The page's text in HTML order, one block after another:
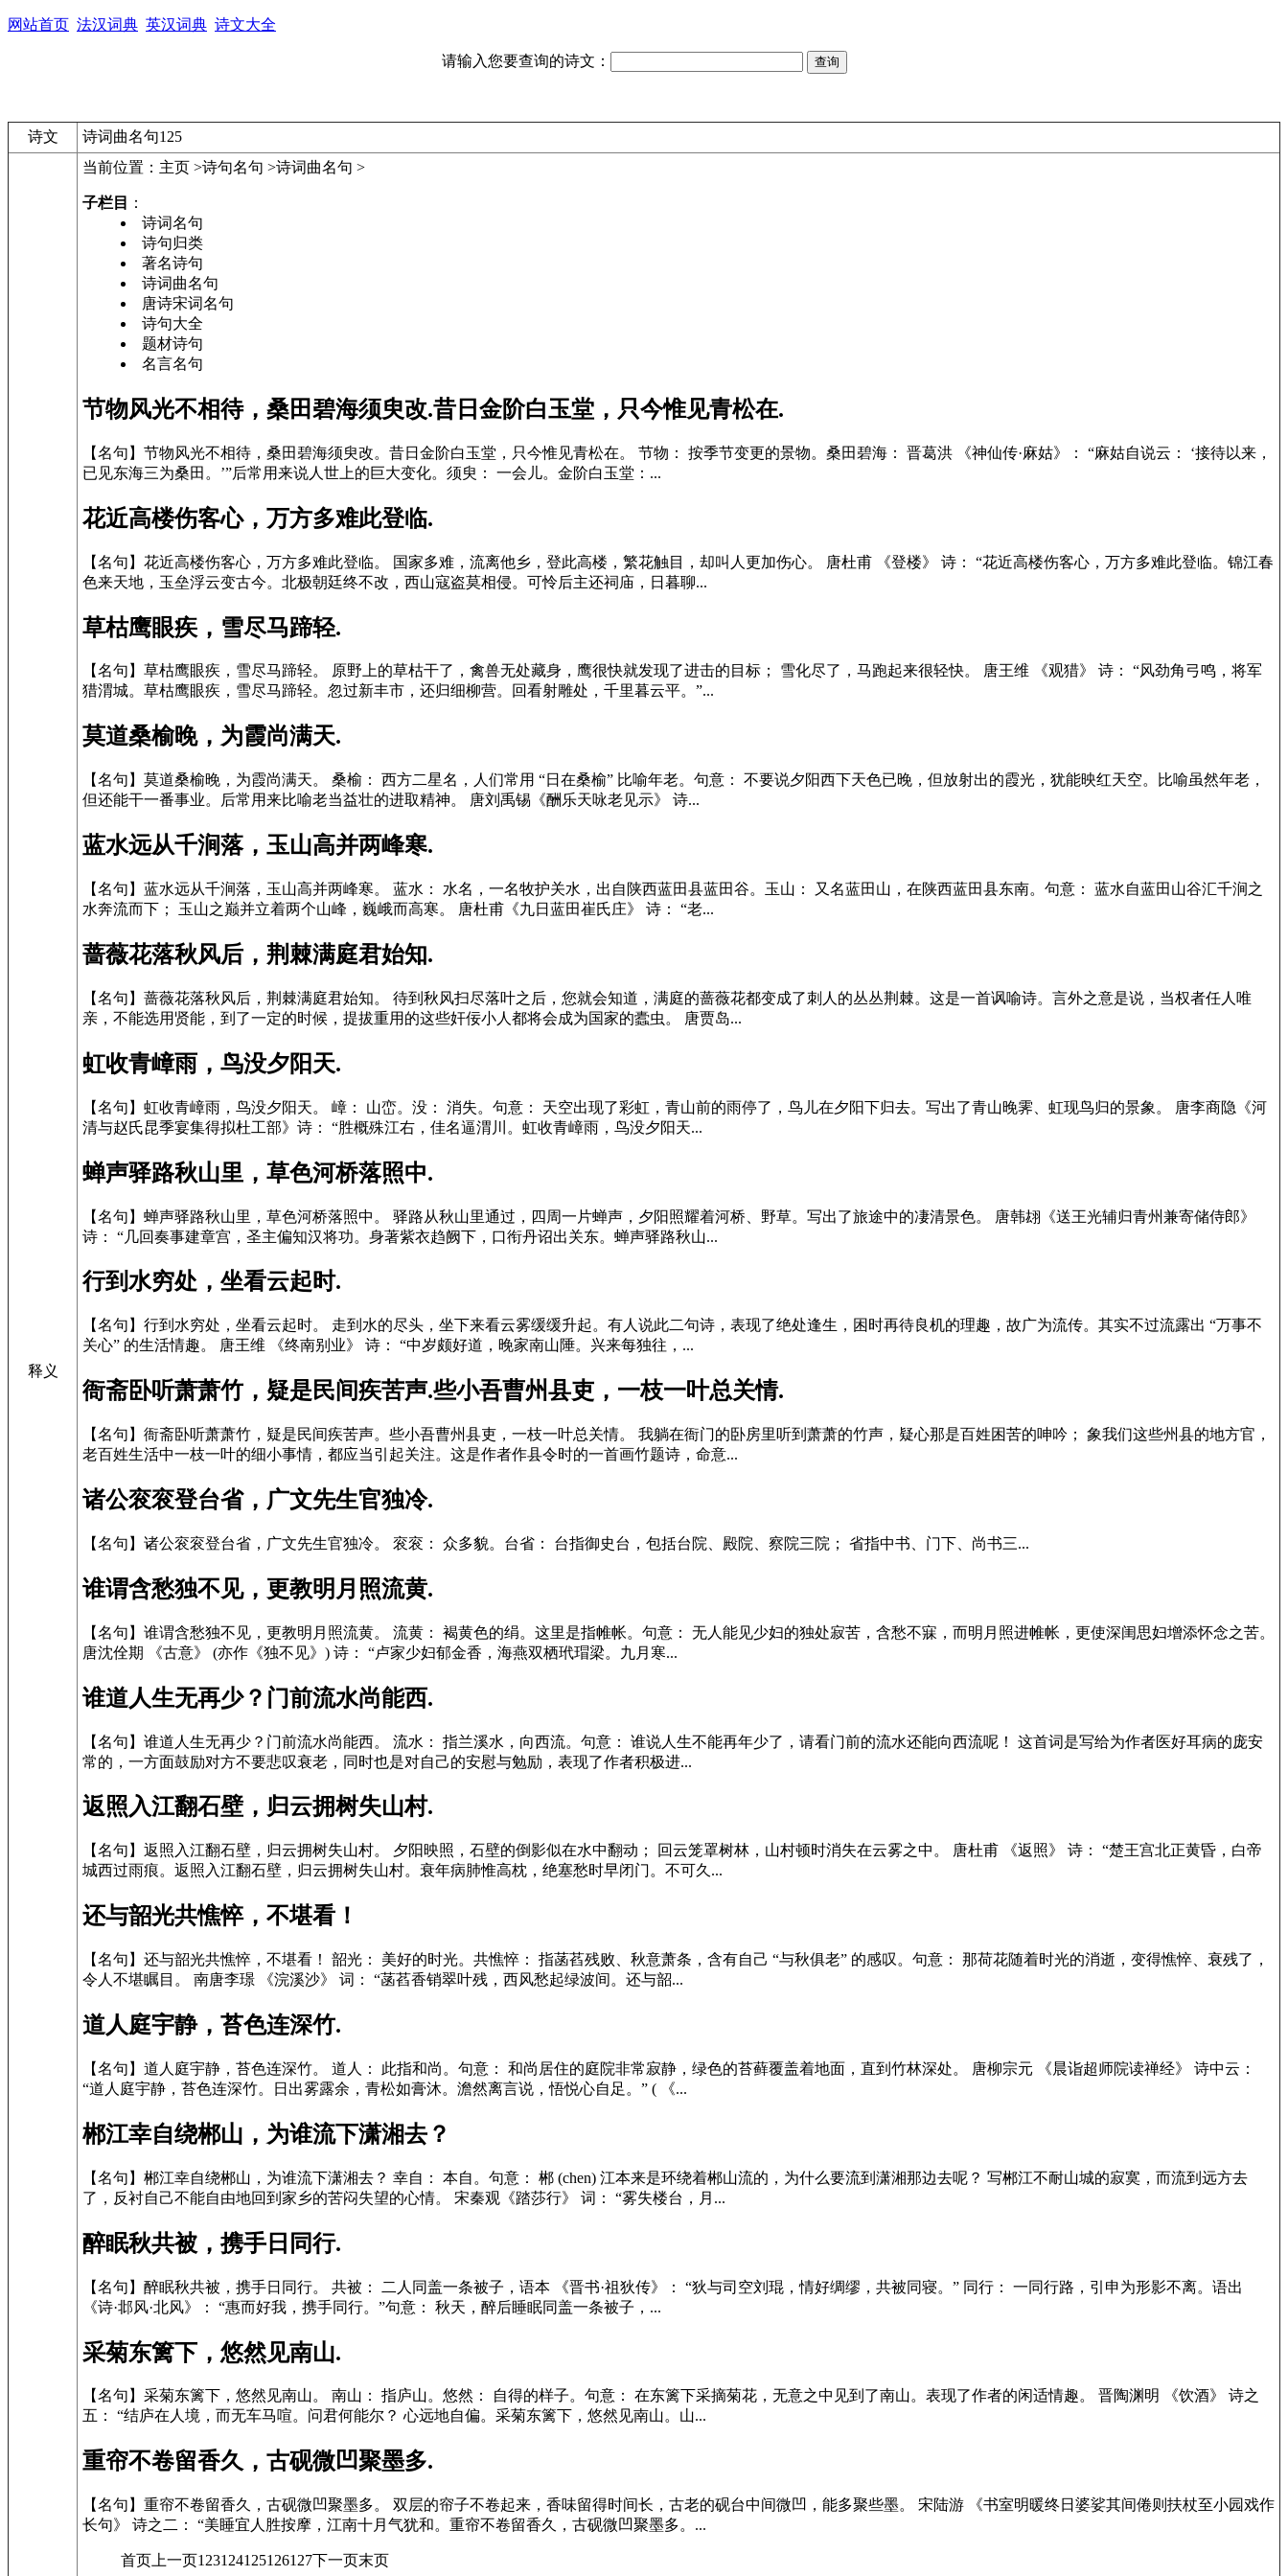
网站首页 法汉词典 英汉词典 诗文大全
请输入您要查询的诗文：
诗文 诗词曲名句125
释义
当前位置： 主页 >诗句名句 >诗词曲名句 >
子栏目
：
诗词名句
诗句归类
著名诗句
诗词曲名句
唐诗宋词名句
诗句大全
题材诗句
名言名句
节物风光不相待，桑田碧海须臾改.昔日金阶白玉堂，只今惟见青松在.
【名句】节物风光不相待，桑田碧海须臾改。昔日金阶白玉堂，只今惟见青松在。 节物： 按季节变更的景物。桑田碧海： 晋葛洪 《神仙传·麻姑》： “麻姑自说云： ‘接待以来，
已见东海三为桑田。’”后常用来说人世上的巨大变化。须臾： 一会儿。金阶白玉堂：...
花近高楼伤客心，万方多难此登临.
【名句】花近高楼伤客心，万方多难此登临。 国家多难，流离他乡，登此高楼，繁花触目，却叫人更加伤心。 唐杜甫 《登楼》 诗： “花近高楼伤客心，万方多难此登临。锦江春
色来天地，玉垒浮云变古今。北极朝廷终不改，西山寇盗莫相侵。可怜后主还祠庙，日暮聊...
草枯鹰眼疾，雪尽马蹄轻.
【名句】草枯鹰眼疾，雪尽马蹄轻。 原野上的草枯干了，禽兽无处藏身，鹰很快就发现了进击的目标； 雪化尽了，马跑起来很轻快。 唐王维 《观猎》 诗： “风劲角弓鸣，将军
猎渭城。草枯鹰眼疾，雪尽马蹄轻。忽过新丰市，还归细柳营。回看射雕处，千里暮云平。”...
莫道桑榆晚，为霞尚满天.
【名句】莫道桑榆晚，为霞尚满天。 桑榆： 西方二星名，人们常用 “日在桑榆” 比喻年老。句意： 不要说夕阳西下天色已晚，但放射出的霞光，犹能映红天空。比喻虽然年老，
但还能干一番事业。后常用来比喻老当益壮的进取精神。 唐刘禹锡《酬乐天咏老见示》 诗...
蓝水远从千涧落，玉山高并两峰寒.
【名句】蓝水远从千涧落，玉山高并两峰寒。 蓝水： 水名，一名牧护关水，出自陕西蓝田县蓝田谷。玉山： 又名蓝田山，在陕西蓝田县东南。句意： 蓝水自蓝田山谷汇千涧之
水奔流而下； 玉山之巅并立着两个山峰，巍峨而高寒。 唐杜甫《九日蓝田崔氏庄》 诗： “老...
蔷薇花落秋风后，荆棘满庭君始知.
【名句】蔷薇花落秋风后，荆棘满庭君始知。 待到秋风扫尽落叶之后，您就会知道，满庭的蔷薇花都变成了刺人的丛丛荆棘。这是一首讽喻诗。言外之意是说，当权者任人唯
亲，不能选用贤能，到了一定的时候，提拔重用的这些奸佞小人都将会成为国家的蠹虫。 唐贾岛...
虹收青嶂雨，鸟没夕阳天.
【名句】虹收青嶂雨，鸟没夕阳天。 嶂： 山峦。没： 消失。句意： 天空出现了彩虹，青山前的雨停了，鸟儿在夕阳下归去。写出了青山晚霁、虹现鸟归的景象。 唐李商隐《河
清与赵氏昆季宴集得拟杜工部》诗： “胜概殊江右，佳名逼渭川。虹收青嶂雨，鸟没夕阳天...
蝉声驿路秋山里，草色河桥落照中.
【名句】蝉声驿路秋山里，草色河桥落照中。 驿路从秋山里通过，四周一片蝉声，夕阳照耀着河桥、野草。写出了旅途中的凄清景色。 唐韩翃《送王光辅归青州兼寄储侍郎》
诗： “几回奏事建章宫，圣主偏知汉将功。身著紫衣趋阙下，口衔丹诏出关东。蝉声驿路秋山...
行到水穷处，坐看云起时.
【名句】行到水穷处，坐看云起时。 走到水的尽头，坐下来看云雾缓缓升起。有人说此二句诗，表现了绝处逢生，困时再待良机的理趣，故广为流传。其实不过流露出 “万事不
关心” 的生活情趣。 唐王维 《终南别业》 诗： “中岁颇好道，晚家南山陲。兴来每独往，...
衙斋卧听萧萧竹，疑是民间疾苦声.些小吾曹州县吏，一枝一叶总关情.
【名句】衙斋卧听萧萧竹，疑是民间疾苦声。些小吾曹州县吏，一枝一叶总关情。 我躺在衙门的卧房里听到萧萧的竹声，疑心那是百姓困苦的呻吟； 象我们这些州县的地方官，
老百姓生活中一枝一叶的细小事情，都应当引起关注。这是作者作县令时的一首画竹题诗，命意...
诸公衮衮登台省，广文先生官独冷.
【名句】诸公衮衮登台省，广文先生官独冷。 衮衮： 众多貌。台省： 台指御史台，包括台院、殿院、察院三院； 省指中书、门下、尚书三...
谁谓含愁独不见，更教明月照流黄.
【名句】谁谓含愁独不见，更教明月照流黄。 流黄： 褐黄色的绢。这里是指帷帐。句意： 无人能见少妇的独处寂苦，含愁不寐，而明月照进帷帐，更使深闺思妇增添怀念之苦。
唐沈佺期 《古意》 (亦作《独不见》) 诗： “卢家少妇郁金香，海燕双栖玳瑁梁。九月寒...
谁道人生无再少？门前流水尚能西.
【名句】谁道人生无再少？门前流水尚能西。 流水： 指兰溪水，向西流。句意： 谁说人生不能再年少了，请看门前的流水还能向西流呢！ 这首词是写给为作者医好耳病的庞安
常的，一方面鼓励对方不要悲叹衰老，同时也是对自己的安慰与勉励，表现了作者积极进...
返照入江翻石壁，归云拥树失山村.
【名句】返照入江翻石壁，归云拥树失山村。 夕阳映照，石壁的倒影似在水中翻动； 回云笼罩树林，山村顿时消失在云雾之中。 唐杜甫 《返照》 诗： “楚王宫北正黄昏，白帝
城西过雨痕。返照入江翻石壁，归云拥树失山村。衰年病肺惟高枕，绝塞愁时早闭门。不可久...
还与韶光共憔悴，不堪看！
【名句】还与韶光共憔悴，不堪看！ 韶光： 美好的时光。共憔悴： 指菡萏残败、秋意萧条，含有自己 “与秋俱老” 的感叹。句意： 那荷花随着时光的消逝，变得憔悴、衰残了，
令人不堪瞩目。 南唐李璟 《浣溪沙》 词： “菡萏香销翠叶残，西风愁起绿波间。还与韶...
道人庭宇静，苔色连深竹.
【名句】道人庭宇静，苔色连深竹。 道人： 此指和尚。句意： 和尚居住的庭院非常寂静，绿色的苔藓覆盖着地面，直到竹林深处。 唐柳宗元 《晨诣超师院读禅经》 诗中云：
“道人庭宇静，苔色连深竹。日出雾露余，青松如膏沐。澹然离言说，悟悦心自足。” ( 《...
郴江幸自绕郴山，为谁流下潇湘去？
【名句】郴江幸自绕郴山，为谁流下潇湘去？ 幸自： 本自。句意： 郴 (chen) 江本来是环绕着郴山流的，为什么要流到潇湘那边去呢？ 写郴江不耐山城的寂寞，而流到远方去
了，反衬自己不能自由地回到家乡的苦闷失望的心情。 宋秦观《踏莎行》 词： “雾失楼台，月...
醉眠秋共被，携手日同行.
【名句】醉眠秋共被，携手日同行。 共被： 二人同盖一条被子，语本 《晋书·祖狄传》： “狄与司空刘琨，情好绸缪，共被同寝。” 同行： 一同行路，引申为形影不离。语出
《诗·邶风·北风》： “惠而好我，携手同行。”句意： 秋天，醉后睡眠同盖一条被子，...
采菊东篱下，悠然见南山.
【名句】采菊东篱下，悠然见南山。 南山： 指庐山。悠然： 自得的样子。句意： 在东篱下采摘菊花，无意之中见到了南山。表现了作者的闲适情趣。 晋陶渊明 《饮酒》 诗之
五： “结庐在人境，而无车马喧。问君何能尔？ 心远地自偏。采菊东篱下，悠然见南山。山...
重帘不卷留香久，古砚微凹聚墨多.
【名句】重帘不卷留香久，古砚微凹聚墨多。 双层的帘子不卷起来，香味留得时间长，古老的砚台中间微凹，能多聚些墨。 宋陆游 《书室明暖终日婆娑其间倦则扶杖至小园戏作
长句》 诗之二： “美睡宜人胜按摩，江南十月气犹和。重帘不卷留香久，古砚微凹聚墨多。...
首页上一页123124125126127下一页末页